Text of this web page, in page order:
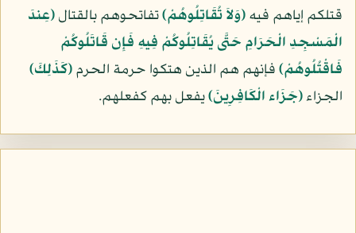
قتلكم إياهم فيه﴿وَلاَ تُقَاتِلُوهُمْ﴾تفاتحوهم بالقتال﴿عِندَ
الْمَسْجِدِ الْحَرَامِ حَتَّى يُقَاتِلُوكُمْ فِيهِ فَإِن قَاتَلُوكُمْ
فَاقْتُلُوهُمْ﴾فإنهم هم الذين هتكوا حرمة الحرم﴿كَذَلِكَ﴾
الجزاء﴿جَزَاء الْكَافِرِينَ﴾يفعل بهم كفعلهم.